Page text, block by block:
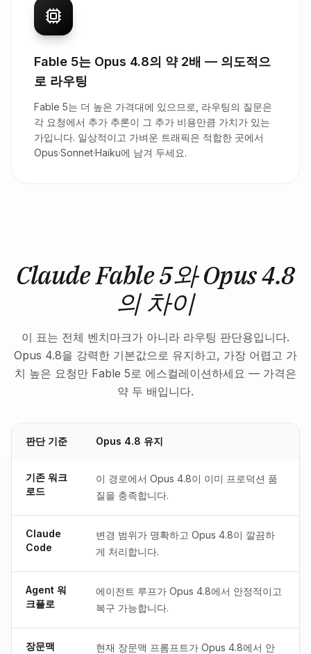
Fable 5는 Opus 4.8의 약 2배 — 의도적으
로 라우팅
Fable 5는 더 높은 가격대에 있으므로, 라우팅의 질문은
각 요청에서 추가 추론이 그 추가 비용만큼 가치가 있는
가입니다. 일상적이고 가벼운 트래픽은 적합한 곳에서
Opus·Sonnet·Haiku에 남겨 두세요.
Claude Fable 5와 Opus 4.8
의 차이
이 표는 전체 벤치마크가 아니라 라우팅 판단용입니다.
Opus 4.8을 강력한 기본값으로 유지하고, 가장 어렵고 가
치 높은 요청만 Fable 5로 에스컬레이션하세요 — 가격은
약 두 배입니다.
판단 기준 Opus 4.8 유지
기존 워크
로드
이 경로에서 Opus 4.8이 이미 프로덕션 품
질을 충족합니다.
Claude
Code
변경 범위가 명확하고 Opus 4.8이 깔끔하
게 처리합니다.
Agent 워
크플로
에이전트 루프가 Opus 4.8에서 안정적이고
복구 가능합니다.
장문맥
현재 장문맥 프롬프트가 Opus 4.8에서 안